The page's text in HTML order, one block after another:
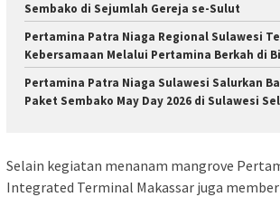
Sembako di Sejumlah Gereja se-Sulut
Pertamina Patra Niaga Regional Sulawesi
Kebersamaan Melalui Pertamina Berkah di
Pertamina Patra Niaga Sulawesi Salurkan
Paket Sembako May Day 2026 di Sulawesi
Selain kegiatan menanam mangrove
Integrated Terminal Makassar juga